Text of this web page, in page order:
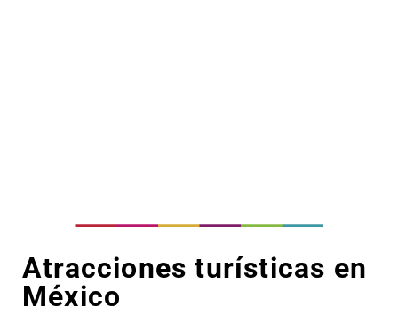
Atracciones turísticas en
México